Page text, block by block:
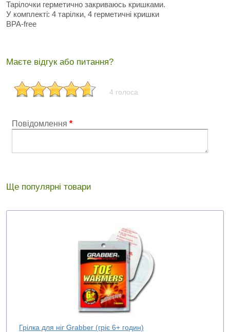
Тарілочки герметично закриваюсь кришками.
У комплекті: 4 тарілки, 4 герметичні кришки
BPA-free
Маєте відгук або питання?
4 голоса
Повідомлення *
Ще популярні товари
Грілка для ніг Grabber (гріє 6+ годин)